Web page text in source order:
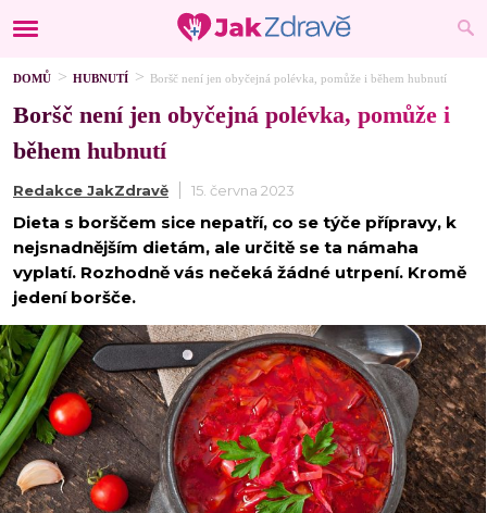
DOMŮ HUBNUTÍ Boršč není jen obyčejná polévka, pomůže i během hubnutí
Boršč není jen obyčejná polévka, pomůže i
během hubnutí
Redakce JakZdravě 15. června 2023
Dieta s borščem sice nepatří, co se týče přípravy, k
nejsnadnějším dietám, ale určitě se ta námaha
vyplatí. Rozhodně vás nečeká žádné utrpení. Kromě
jedení boršče.